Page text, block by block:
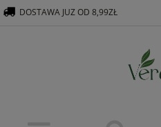
DOSTAWA JUZ OD 8,99ZŁ